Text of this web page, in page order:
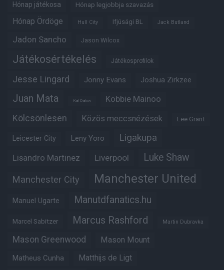
Hónap játékosa Hónap legjobbja szavazás
Hónap Ördöge Hull City Ifjúsági BL Jack Butland
Jadon Sancho Jason Wilcox
Játékosértékelés Játékosprofilok
Jesse Lingard Jonny Evans Joshua Zirkzee
Juan Mata Karl Darlow Kobbie Mainoo
Kölcsönlesen Közös meccsnézések Lee Grant
Leicester City Leny Yoro Ligakupa
Lisandro Martinez Liverpool Luke Shaw
Manchester City Manchester United
Manuel Ugarte Manutdfanatics.hu
Marcel Sabitzer Marcus Rashford Martin Dubravka
Mason Greenwood Mason Mount
Matheus Cunha Matthijs de Ligt